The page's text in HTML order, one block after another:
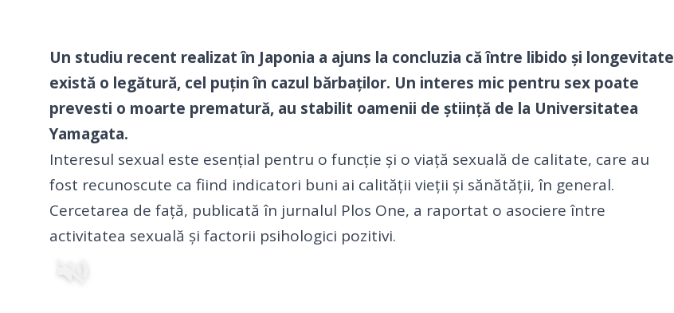
Un studiu recent realizat în Japonia a ajuns la concluzia că între libido și longevitate
există o legătură, cel puțin în cazul bărbaților. Un interes mic pentru sex poate
prevesti o moarte prematură, au stabilit oamenii de știință de la Universitatea
Yamagata.
Interesul sexual este esențial pentru o funcție și o viață sexuală de calitate, care au
fost recunoscute ca fiind indicatori buni ai calității vieții și sănătății, în general.
Cercetarea de față, publicată în jurnalul Plos One, a raportat o asociere între
activitatea sexuală și factorii psihologici pozitivi.